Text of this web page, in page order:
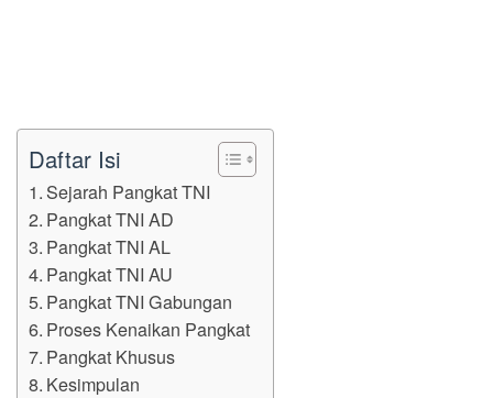
Daftar Isi
Sejarah Pangkat TNI
Pangkat TNI AD
Pangkat TNI AL
Pangkat TNI AU
Pangkat TNI Gabungan
Proses Kenaikan Pangkat
Pangkat Khusus
Kesimpulan